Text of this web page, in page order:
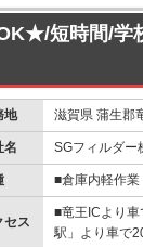
短時間/
地 滋賀県 蒲生郡
名 SGフィルダー
■倉庫内軽作業
セス
■竜王ICより
駅」より車で